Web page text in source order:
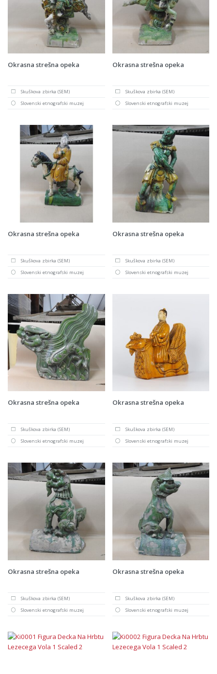
Okrasna strešna opeka
Skuškova zbirka (SEM)
Slovenski etnografski muzej
Okrasna strešna opeka
Skuškova zbirka (SEM)
Slovenski etnografski muzej
Okrasna strešna opeka
Skuškova zbirka (SEM)
Slovenski etnografski muzej
Okrasna strešna opeka
Skuškova zbirka (SEM)
Slovenski etnografski muzej
Okrasna strešna opeka
Skuškova zbirka (SEM)
Slovenski etnografski muzej
Okrasna strešna opeka
Skuškova zbirka (SEM)
Slovenski etnografski muzej
Okrasna strešna opeka
Skuškova zbirka (SEM)
Slovenski etnografski muzej
Okrasna strešna opeka
Skuškova zbirka (SEM)
Slovenski etnografski muzej